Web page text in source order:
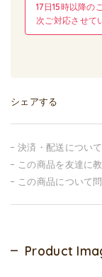
17日15時以降の
次ご対応させて
シェアする
決済・配送について
この商品を友達に
この商品について
Product